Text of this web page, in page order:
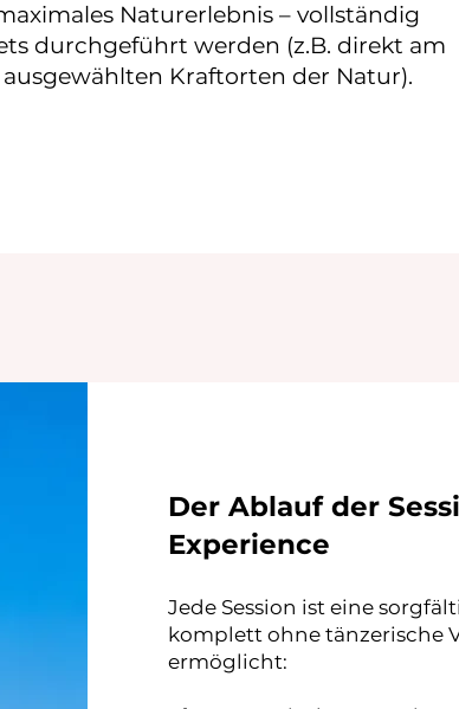
Naturerlebnis – vollständig
durchgeführt werden (z.B. direkt am
Kraftorten der Natur).
Der Ablauf der
Experience
​​Jede Session ist eine
komplett ohne tänzerische
ermöglicht: